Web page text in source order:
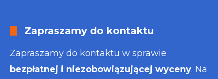
Zapraszamy do kontaktu
Zapraszamy do kontaktu w sprawie
bezpłatnej i niezobowiązującej wyceny. Na